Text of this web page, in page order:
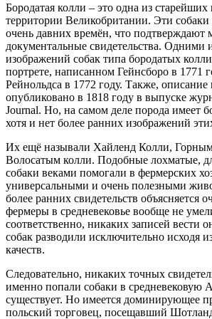
Бородатая колли – это одна из старейших
территории Великобритании. Эти
очень давних времён, что подтверждают
документальные свидетельства. Одними
изображений собак типа бородатых
портрете, написанном Гейнсборо в 1771
Рейнольдса в 1772 году. Также,
опубликовано в 1818 году в выпуске
Journal. Но, на самом деле порода имеет
хотя и нет более ранних изображений
Их ещё называли Хайленд Колли,
Волосатым колли. Подобные лохматые,
собаки веками помогали в фермерских
универсальными и очень полезными
более ранних свидетельств объясняется
фермеры в средневековье вообще не
соответственно, никаких записей вести
собак разводили исключительно исходя
качеств.
Следовательно, никаких точных
именно попали собаки в средневековую
существует. Но имеется доминирующее
польский торговец, посещавший